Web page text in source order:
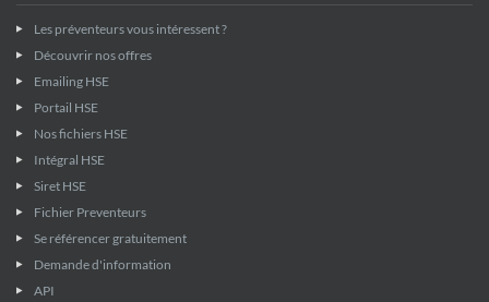
Les préventeurs vous intéressent ?
Découvrir nos offres
Emailing HSE
Portail HSE
Nos fichiers HSE
Intégral HSE
Siret HSE
Fichier Preventeurs
Se référencer gratuitement
Demande d'information
API